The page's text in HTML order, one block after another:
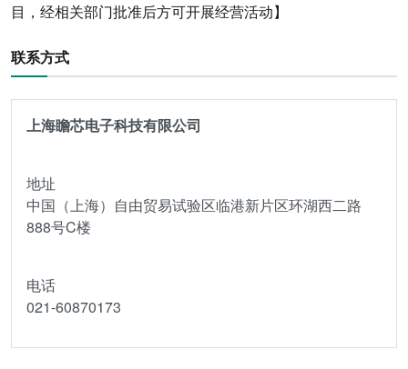
目，经相关部门批准后方可开展经营活动】
联系方式
上海瞻芯电子科技有限公司
地址
中国（上海）自由贸易试验区临港新片区环湖西二路
888号C楼
电话
021-60870173